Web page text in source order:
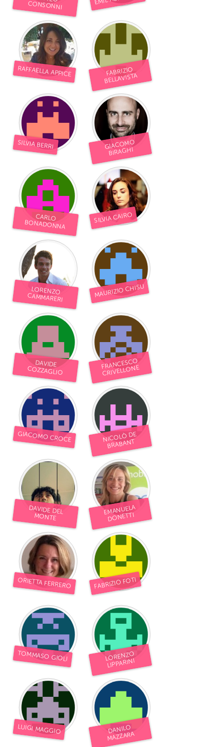
CONSONNI
RAFFAELLA APPICE FABRIZIO
BELLAVISTA
SILVIA BERRI GIACOMO
BIRAGHI
CARLO
BONADONNA SILVIA CAIRO
LORENZO
CAMMARERI MAURIZIO CHISU
DAVIDE
COZZAGLIO
FRANCESCO
CRIVELLONE
GIACOMO CROCE NICOLÒ DE
BRABANT
DAVIDE DEL
MONTE
EMANUELA
DONETTI
ORIETTA FERRERO FABRIZIO FOTI
TOMMASO GIOLI LORENZO
LIPPARINI
LUIGI MAGGIO DANILO
MAZZARA